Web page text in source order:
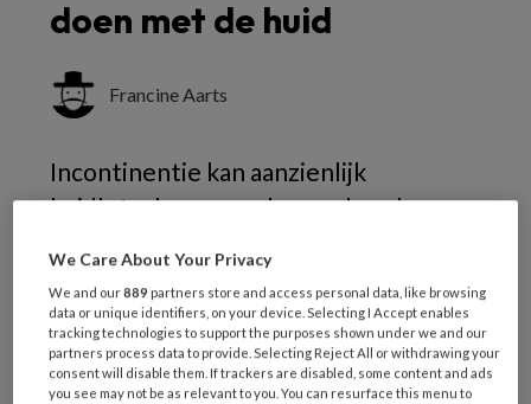
doen met de huid
Francine Aarts
Incontinentie kan aanzienlijk
huidletsel veroorzaken, ook wel
dermatitis (IAD) genaamd. Aan de hand
van een aantal casussen helpen we je
om de vier verschillende categorieën
van IAD beter te herkennen en geven
We Care About Your Privacy
We and our889 partners store and access personal data, like browsing
data or unique identifiers, on your device. Selecting I Accept enables
tracking technologies to support the purposes shown under we and our
partners process data to provide. Selecting Reject All or withdrawing your
consent will disable them. If trackers are disabled, some content and ads
you see may not be as relevant to you. You can resurface this menu to